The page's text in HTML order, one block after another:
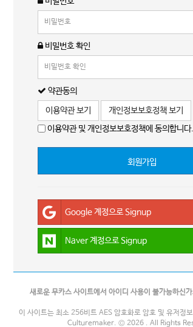
비밀번호 확인
약관동의
이용약관 보기
개인정보보호정책 보기
이용약관 및 개인정보보호정책에 동의합니다.
회원가입
Google 계정으로 Signup
Naver 계정으로 Signup
새로운 무카스 사이트에서 아이디 사용이 불가능하신
이 사이트는 최소 256비트 AES 암호화로 암호 및 유저정
Culturemaker. © 2026 . All Rights